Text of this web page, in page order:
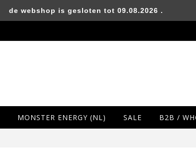
MONSTER ENERGY (NL) SALE B2B /
de webshop is gesloten tot 09.08.2026 .